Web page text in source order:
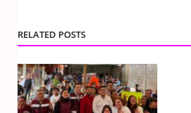
RELATED POSTS